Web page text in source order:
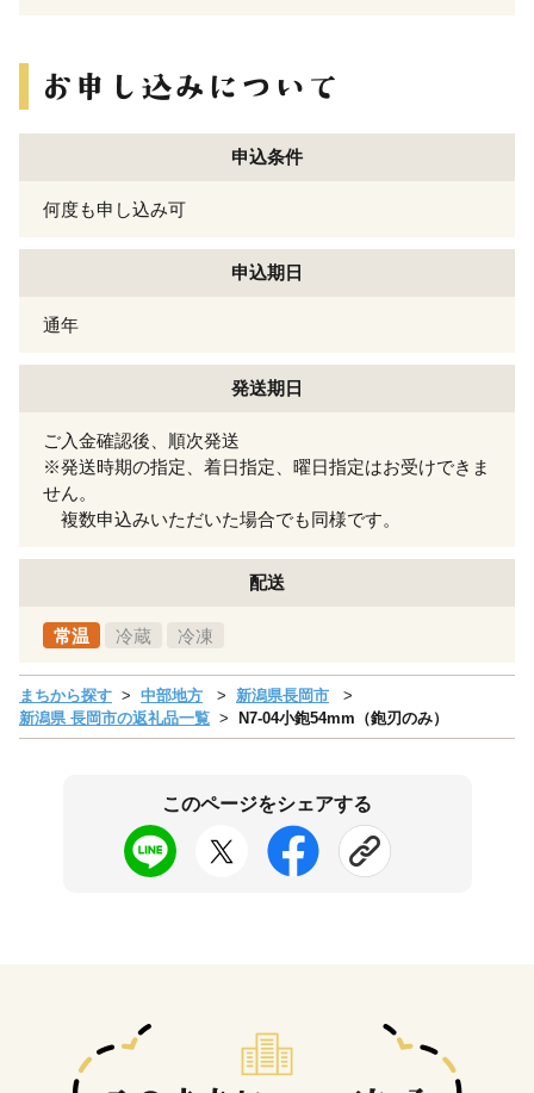
申込条件
何度も申し込み可
申込期日
通年
発送期日
ご入金確認後、順次発送
※発送時期の指定、着日指定、曜日指定はお受けできま
せん。
複数申込みいただいた場合でも同様です。
配送
常温 冷蔵 冷凍
まちから探す 中部地方
新潟県長岡市
新潟県 長岡市の返礼品一覧
N7-04小鉋54mm（鉋刃のみ）
このページをシェアする